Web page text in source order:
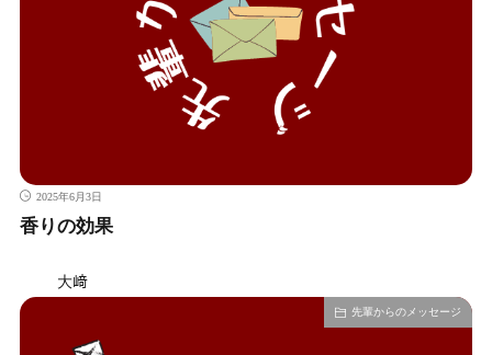
2025年6月3日
香りの効果
大﨑
先輩からのメッセージ